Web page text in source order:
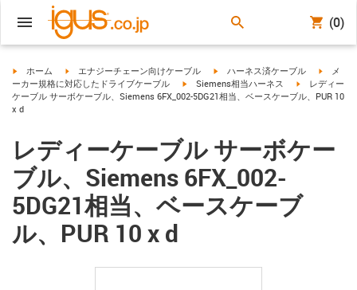
(0)
igus-icon-arrow-right
ホーム igus-icon-arrow-right
エナジーチェーン向けケーブル igus-icon-arrow-right
ハーネス済ケーブル igus-
メ
ーカー規格に対応したドライブケーブル
igus-icon-arrow-right
Siemens相当ハーネス igus-icon-
レディー
ケーブル サーボケーブル、Siemens 6FX_002-5DG21相当、ベースケーブル、PUR 10
x d
レディーケーブル サーボケー
ブル、Siemens 6FX_002-
5DG21相当、ベースケーブ
ル、PUR 10 x d